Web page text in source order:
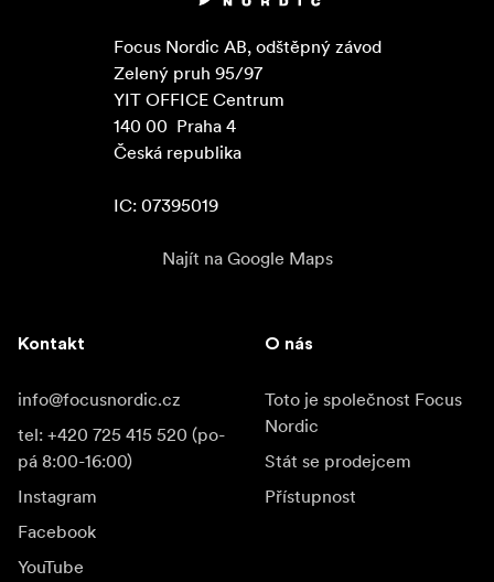
Focus Nordic AB, odštěpný závod
Zelený pruh 95/97
YIT OFFICE Centrum
140 00  Praha 4
Česká republika
IC: 07395019
Najít na Google Maps
Kontakt
info@focusnordic.cz
tel: +420 725 415 520 (po-
pá 8:00-16:00)
Instagram
Facebook
YouTube
O nás
Toto je společnost Focus
Nordic
Stát se prodejcem
Přístupnost